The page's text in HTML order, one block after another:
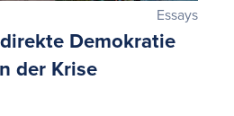
Essays
Demokratie
der Krise